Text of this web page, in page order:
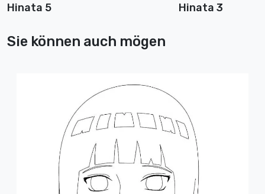
Hinata 5 Hinata 3
Sie können auch mögen